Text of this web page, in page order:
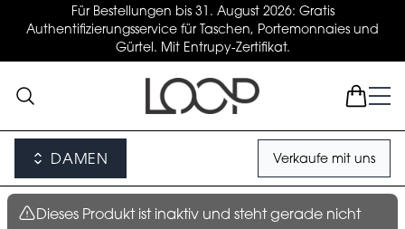
Für Bestellungen bis 31. August 2026: Gratis
Authentifizierungsservice für Taschen, Portemonnaies und
Gürtel. Mit Entrupy-Zertifikat.
DAMEN Verkaufe mit uns
Dieses Produkt ist inaktiv und steht gerade nicht